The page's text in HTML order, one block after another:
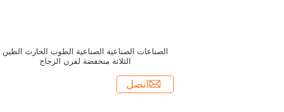
الصناعات الصناعية الصناعية الطوب الحارث الطين
الثلاثة منخفضة لفرن الزجاج
اتصل